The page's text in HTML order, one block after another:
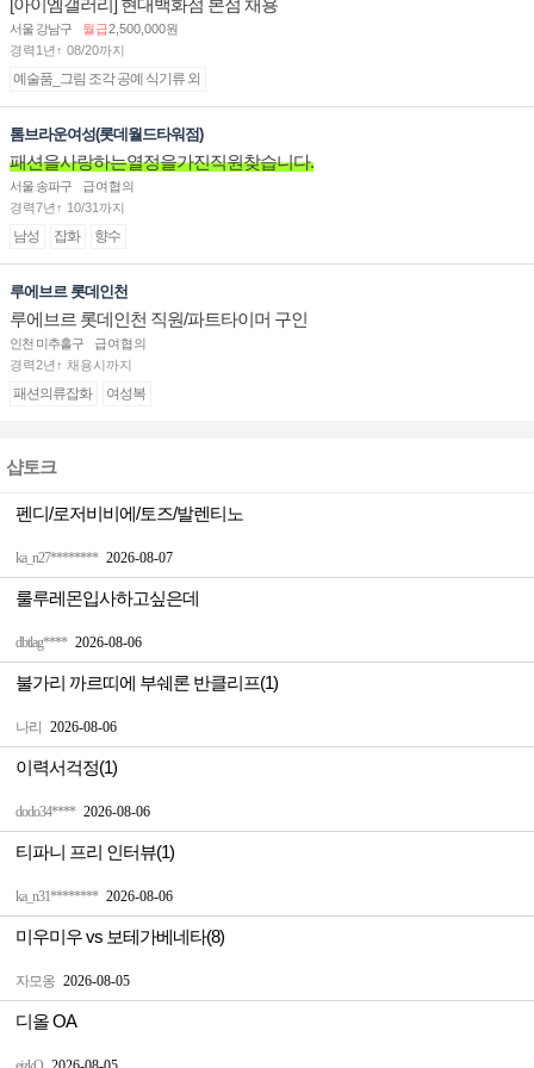
[아이엠갤러리] 현대백화점 본점 채용
서울 강남구 월급2,500,000원
경력1년↑ 08/20까지
예술품_그림 조각 공예 식기류 외
톰브라운여성(롯데월드타워점)
패션을사랑하는열정을가진직원찾습니다.
서울 송파구
급여협의
경력7년↑ 10/31까지
남성 잡화 향수
루에브르 롯데인천
루에브르 롯데인천 직원/파트타이머 구인
인천 미추홀구
급여협의
경력2년↑ 채용시까지
패션의류잡화 여성복
샵토크
ka_n27******** 2026-08-07
펜디/로저비비에/토즈/발렌티노
dbtlag**** 2026-08-06
룰루레몬입사하고싶은데
나리 2026-08-06
불가리 까르띠에 부쉐론 반클리프(1)
dodo34**** 2026-08-06
이력서걱정(1)
ka_n31******** 2026-08-06
티파니 프리 인터뷰(1)
자모옹 2026-08-05
미우미우 vs 보테가베네타(8)
디올 OA